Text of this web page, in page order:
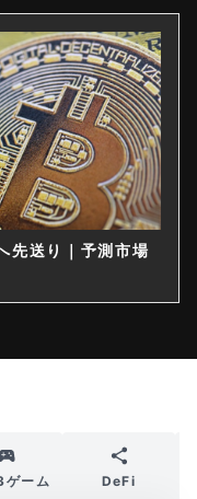
先送り｜予測市場
ーム DeFi